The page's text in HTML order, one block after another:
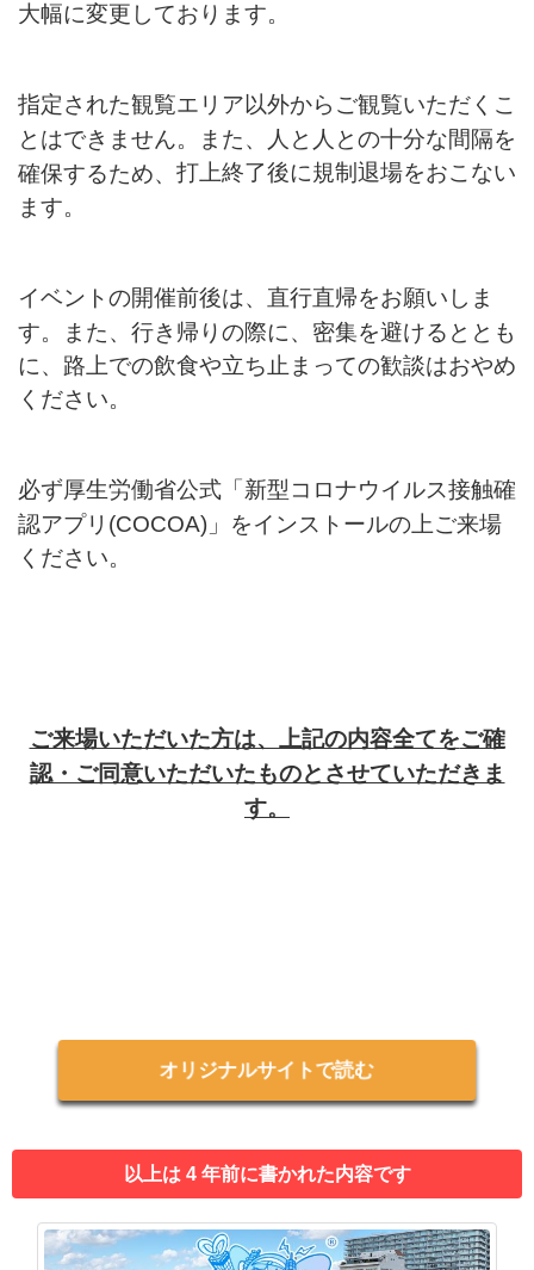
大幅に変更しております。
指定された観覧エリア以外からご観覧いただくこ
とはできません。また、人と人との十分な間隔を
確保するため、 打上終了後に規制退場をおこない
ます。
イベントの開催前後は、直行直帰をお願いしま
す。また、行き帰りの際に、密集を避けるととも
に、路上での飲食や立ち止まっての歓談はおやめ
ください。
必ず厚生労働省公式「新型コロナウイルス接触確
認アプリ(COCOA)」をインストールの上ご来場
ください。
ご来場いただいた方は、上記の内容全てをご確
認・ご同意いただいたものとさせていただきま
す。
オリジナルサイトで読む
以上は 4 年前に書かれた内容です